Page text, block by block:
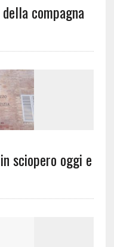
compagna
sciopero oggi e